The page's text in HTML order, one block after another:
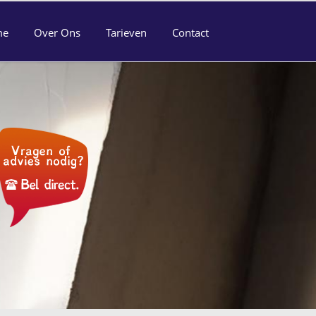
Over Ons Tarieven Contact